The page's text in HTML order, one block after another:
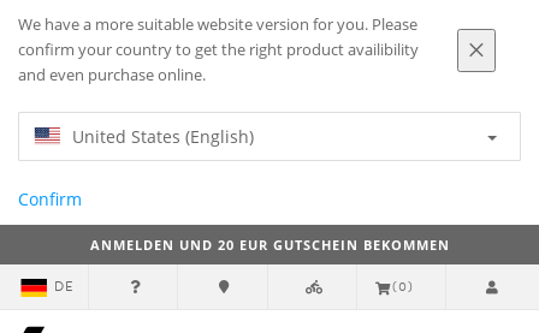
We have a more suitable website version for you. Please
confirm your country to get the right product availibility
and even purchase online.
United States (English)
Confirm
ANMELDEN UND 20 EUR GUTSCHEIN BEKOMMEN
DE (0)